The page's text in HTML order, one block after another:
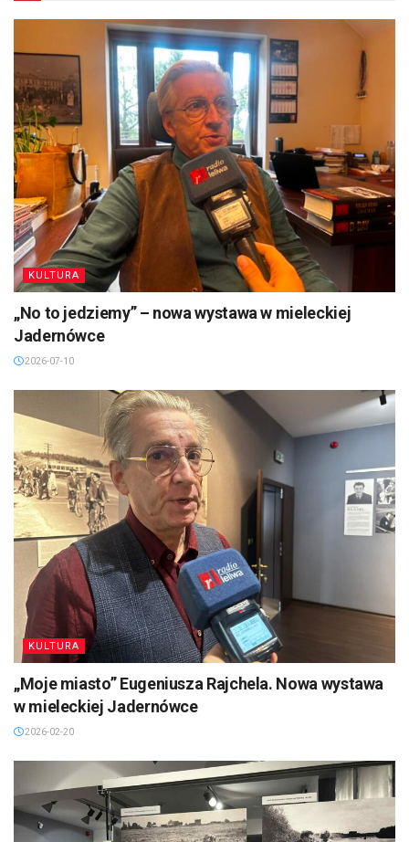
KULTURA
„No to jedziemy” – nowa wystawa w mieleckiej
Jadernówce
2026-07-10
KULTURA
„Moje miasto” Eugeniusza Rajchela. Nowa wystawa
w mieleckiej Jadernówce
2026-02-20